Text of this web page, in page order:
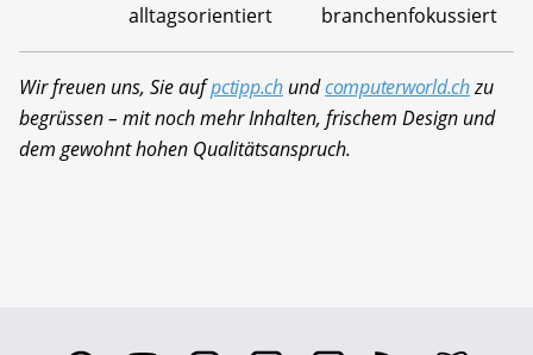
alltagsorientiert
branchenfokussiert
Wir freuen uns, Sie aufpctipp.chundcomputerworld.chzu
begrüssen – mit noch mehr Inhalten, frischem Design und
dem gewohnt hohen Qualitätsanspruch.